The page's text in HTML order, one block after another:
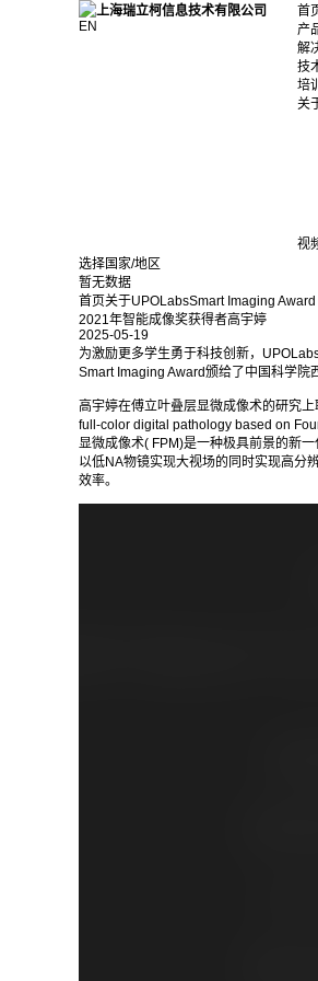
EN
首
产
解
技
培
关
视
选择国家/地区
暂无数据
首页关于UPOLabsSmart Imaging Award
2021年智能成像奖获得者高宇婷
2025-05-19
为激励更多学生勇于科技创新，
Smart Imaging Award颁给了中国科学院
高宇婷在傅立叶叠层显微成像术的研究
full-color digital pathology based on
显微成像术( FPM)是一种极具前景的新
以低NA物镜实现大视场的同时实现高分
效率。